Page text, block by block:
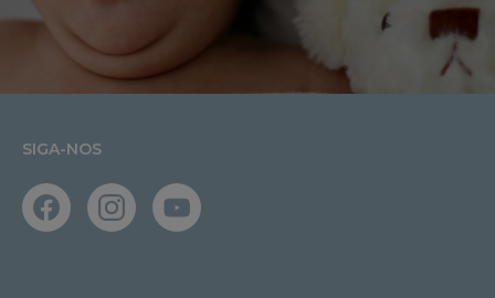
SIGA-NOS